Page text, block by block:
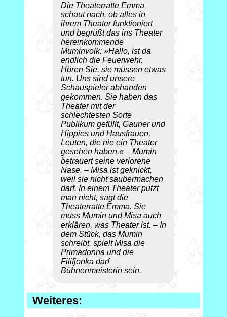
Die Theaterratte Emma
schaut nach, ob alles in
ihrem Theater funktioniert
und begrüßt das ins Theater
hereinkommende
Muminvolk: »Hallo, ist da
endlich die Feuerwehr.
Hören Sie, sie müssen etwas
tun. Uns sind unsere
Schauspieler abhanden
gekommen. Sie haben das
Theater mit der
schlechtesten Sorte
Publikum gefüllt, Gauner und
Hippies und Hausfrauen,
Leuten, die nie ein Theater
gesehen haben.« – Mumin
betrauert seine verlorene
Nase. – Misa ist geknickt,
weil sie nicht saubermachen
darf. In einem Theater putzt
man nicht, sagt die
Theaterratte Emma. Sie
muss Mumin und Misa auch
erklären, was Theater ist. – In
dem Stück, das Mumin
schreibt, spielt Misa die
Primadonna und die
Filifjonka darf
Bühnenmeisterin sein.
Weiteres: